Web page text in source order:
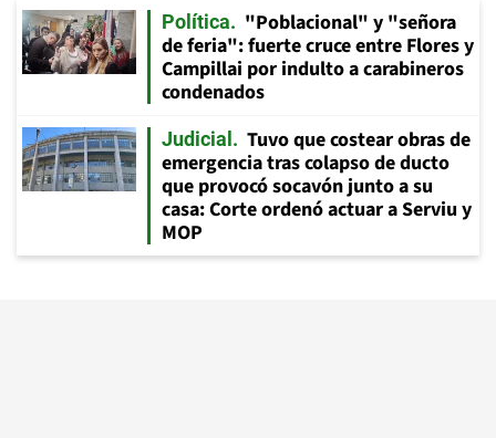
Política
"Poblacional" y "señora
de feria": fuerte cruce entre Flores y
Campillai por indulto a carabineros
condenados
Judicial
Tuvo que costear obras de
emergencia tras colapso de ducto
que provocó socavón junto a su
casa: Corte ordenó actuar a Serviu y
MOP